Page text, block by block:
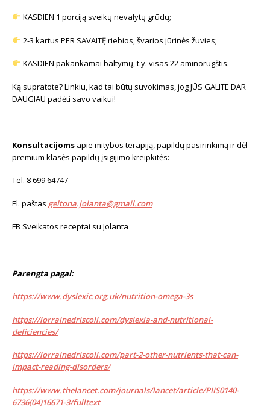
KASDIEN 1 porciją sveikų nevalytų grūdų;
2-3 kartus PER SAVAITĘ riebios, švarios jūrinės žuvies;
KASDIEN pakankamai baltymų, t.y. visas 22 aminorūgštis.
Ką supratote? Linkiu, kad tai būtų suvokimas, jog JŪS GALITE DAR
DAUGIAU padėti savo vaikui!
Konsultacijoms apie mitybos terapiją, papildų pasirinkimą ir dėl
premium klasės papildų įsigijimo kreipkitės:
Tel. 8 699 64747
El. paštas geltona.jolanta@gmail.com
FB Sveikatos receptai su Jolanta
Parengta pagal:
https://www.dyslexic.org.uk/nutrition-omega-3s
https://lorrainedriscoll.com/dyslexia-and-nutritional-
deficiencies/
https://lorrainedriscoll.com/part-2-other-nutrients-that-can-
impact-reading-disorders/
https://www.thelancet.com/journals/lancet/article/PIIS0140-
6736(04)16671-3/fulltext